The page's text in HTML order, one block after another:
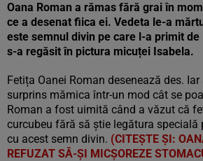
Oana Roman a rămas fără grai în
ce a desenat fiica ei. Vedeta le-a
este semnul divin pe care l-a primit de
s-a regăsit în pictura micuței Isabela.
Fetița Oanei Roman desenează des.
surprins mămica într-un mod cât se
Roman a fost uimită când a văzut că
curcubeu fără să știe legătura specială
cu acest semn divin. (CITEȘTE ȘI:
REFUZAT SĂ-ȘI MICȘOREZE